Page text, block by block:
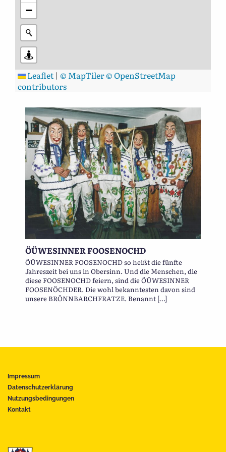
−
Leaflet | © MapTiler© OpenStreetMap
contributors
ÖÜWESINNER FOOSENOCHD
ÖÜWESINNER FOOSENOCHD so heißt die fünfte
Jahreszeit bei uns in Obersinn. Und die Menschen, die
diese FOOSENOCHD feiern, sind die ÖÜWESINNER
FOOSENÖCHDER. Die wohl bekanntesten davon sind
unsere BRÖNNBARCHFRATZE. Benannt […]
Impressum
Datenschutzerklärung
Nutzungsbedingungen
Kontakt